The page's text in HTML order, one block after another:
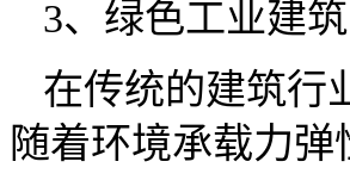
3、绿色工业建
在传统的建筑行
随着环境承载力